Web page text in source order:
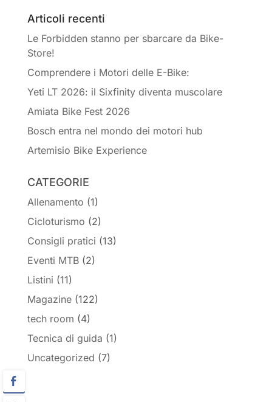
Articoli recenti
Le Forbidden stanno per sbarcare da Bike-
Store!
Comprendere i Motori delle E-Bike:
Yeti LT 2026: il Sixfinity diventa muscolare
Amiata Bike Fest 2026
Bosch entra nel mondo dei motori hub
Artemisio Bike Experience
CATEGORIE
Allenamento (1)
Cicloturismo (2)
Consigli pratici (13)
Eventi MTB(2)
Listini (11)
Magazine(122)
tech room (4)
Tecnica di guida (1)
Uncategorized (7)